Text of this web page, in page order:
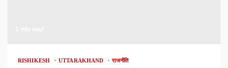
RISHIKESH UTTARAKHAND राजनीति